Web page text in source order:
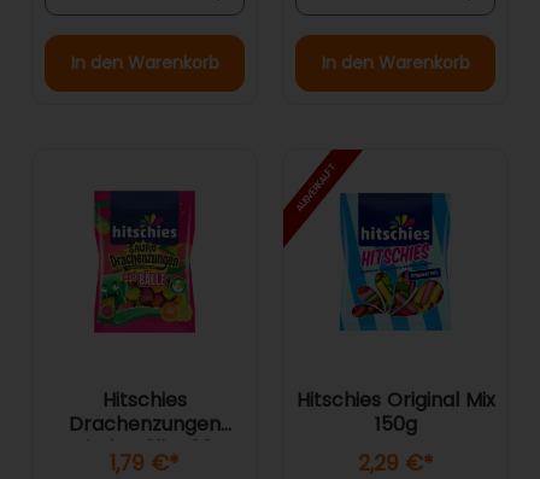
In den Warenkorb In den Warenkorb
Hitschies
Drachenzungen
Brizzle Bälle 100g
1,79 €*
AUSVERKAUFT
Hitschies Original Mix
150g
2,29 €*